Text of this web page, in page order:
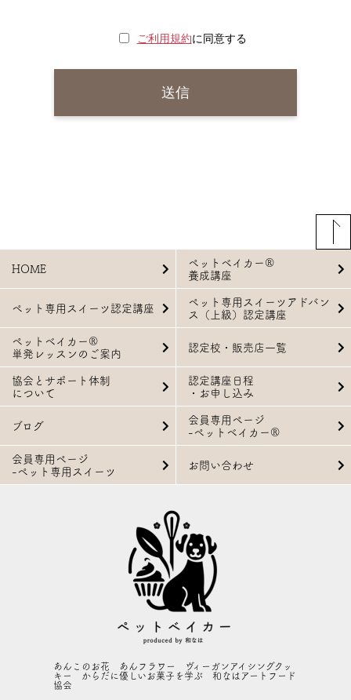
ご利用規約に同意する
HOME
ペットベイカー®
養成講座
ペット専用スイーツ認定講座
ペット専用スイーツアドバン
ス（上級）認定講座
ペットベイカー®
単発レッスンのご案内
認定校・販売店一覧
協会とサポート体制
について
認定講座日程
・お申し込み
ブログ
会員専用ページ
-ペットベイカー®
会員専用ページ
-ペット専用スイーツ
お問い合わせ
あんこのお花 あんフラワー ヴィーガンアイシングクッ
キー からだに優しいお菓子を学ぶ 和なはアートフード
協会